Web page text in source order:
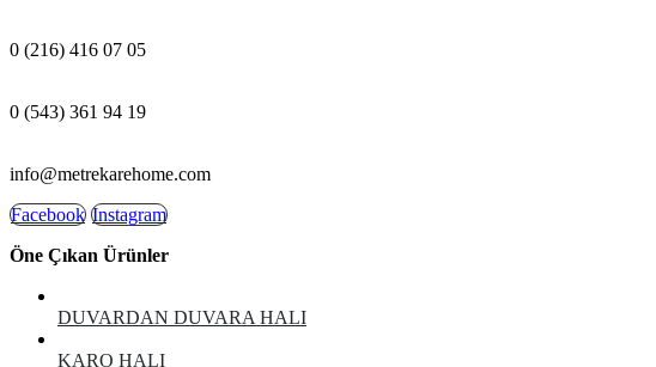
0 (216) 416 07 05
0 (543) 361 94 19
info@metrekarehome.com
Facebook Instagram
Öne Çıkan Ürünler
DUVARDAN DUVARA HALI
KARO HALI